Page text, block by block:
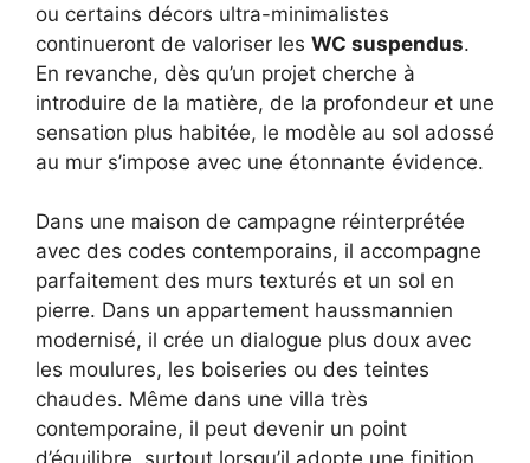
ou certains décors ultra-minimalistes
continueront de valoriser les WC suspendus.
En revanche, dès qu’un projet cherche à
introduire de la matière, de la profondeur et une
sensation plus habitée, le modèle au sol adossé
au mur s’impose avec une étonnante évidence.
Dans une maison de campagne réinterprétée
avec des codes contemporains, il accompagne
parfaitement des murs texturés et un sol en
pierre. Dans un appartement haussmannien
modernisé, il crée un dialogue plus doux avec
les moulures, les boiseries ou des teintes
chaudes. Même dans une villa très
contemporaine, il peut devenir un point